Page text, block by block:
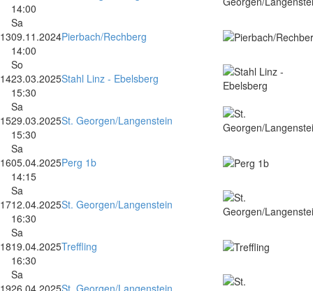
14:00
13
Sa
09.11.2024
14:00
Pierbach/Rechberg
14
So
23.03.2025
15:30
Stahl Linz - Ebelsberg
15
Sa
29.03.2025
15:30
St. Georgen/Langenstein
16
Sa
05.04.2025
14:15
Perg 1b
17
Sa
12.04.2025
16:30
St. Georgen/Langenstein
18
Sa
19.04.2025
16:30
Treffling
19
Sa
26.04.2025St. Georgen/Langenstein